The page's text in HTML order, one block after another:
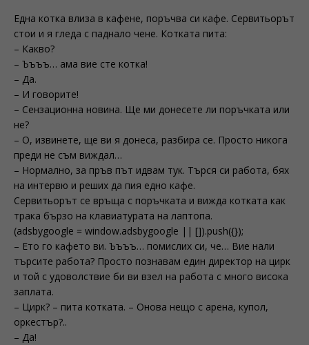
Една котка влиза в кафене, поръчва си кафе. Сервитьорът
стои и я гледа с паднало чене. Котката пита:
– Какво?
– Ъъъъ… ама вие сте котка!
– Да.
– И говорите!
– Сензационна новина. Ще ми донесете ли поръчката или
не?
– О, извинете, ще ви я донеса, разбира се. Просто никога
преди не съм виждал…
– Нормално, за пръв път идвам тук. Търся си работа, бях
на интервю и реших да пия едно кафе.
Сервитьорът се връща с поръчката и вижда котката как
трака бързо на клавиатурата на лаптопа.
(adsbygoogle = window.adsbygoogle || []).push({});
– Ето го кафето ви. Ъъъъ… помислих си, че… Виe нали
търсите работа? Просто познавам един директор на цирк
и той с удоволствие би ви взел на работа с много висока
заплата.
– Цирк? – пита котката. – Онова нещо с арена, купол,
оркестър?..
– Да!